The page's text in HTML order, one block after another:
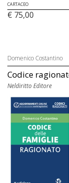
CARTACEO
€ 75,00
Domenico Costantino
Codice
Neldiritto Editore